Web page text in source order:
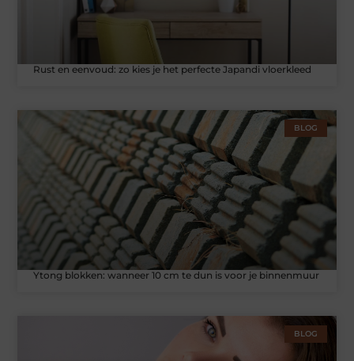
Rust en eenvoud: zo kies je het perfecte Japandi vloerkleed
BLOG
Ytong blokken: wanneer 10 cm te dun is voor je binnenmuur
BLOG